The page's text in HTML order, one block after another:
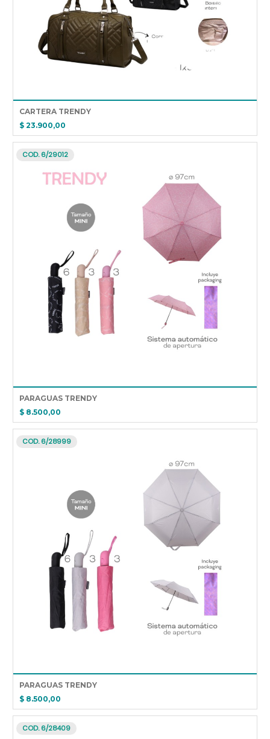
CARTERA TRENDY
$ 23.900,00
COD. 6/29012
PARAGUAS TRENDY
$ 8.500,00
COD. 6/28999
PARAGUAS TRENDY
$ 8.500,00
COD. 6/28409